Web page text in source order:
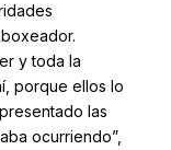
y toda la
porque ellos lo
las
ocurriendo”,